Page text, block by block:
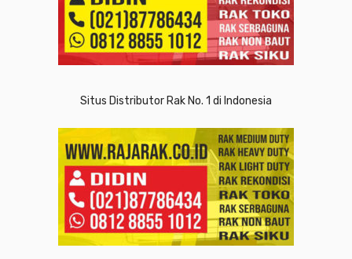
Situs Distributor Rak No. 1 di Indonesia